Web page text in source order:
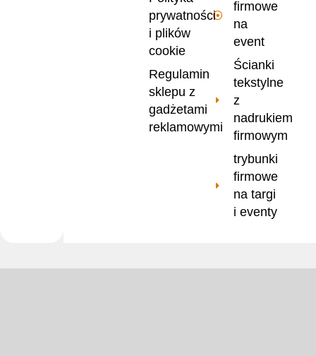
firmowe
na
event
Ścianki
tekstylne
z
nadrukiem
firmowym
trybunki
firmowe
na targi
i eventy
prywatności
i plików
cookie
Regulamin
sklepu z
gadżetami
reklamowymi